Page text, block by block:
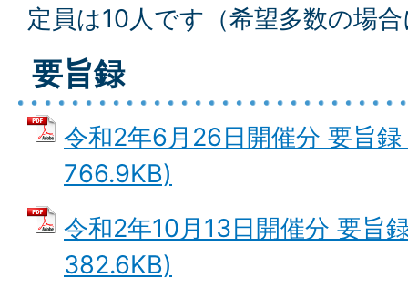
定員は10人です（希望多数の場
要旨録
令和2年6月26日開催分 要旨
766.9KB)
令和2年10月13日開催分 要旨
382.6KB)